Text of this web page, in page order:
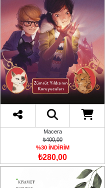
Macera
₺400,00
%30 İNDİRİM
₺280,00